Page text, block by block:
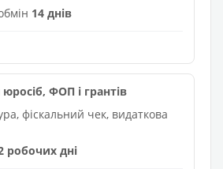
14 днів
ФОП і грантів
фіскальний чек, видаткова
робочих дні